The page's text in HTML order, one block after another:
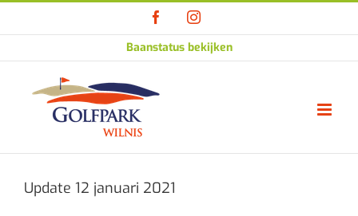
FacebookInstagram
Baanstatus bekijken
Update 12 januari 2021